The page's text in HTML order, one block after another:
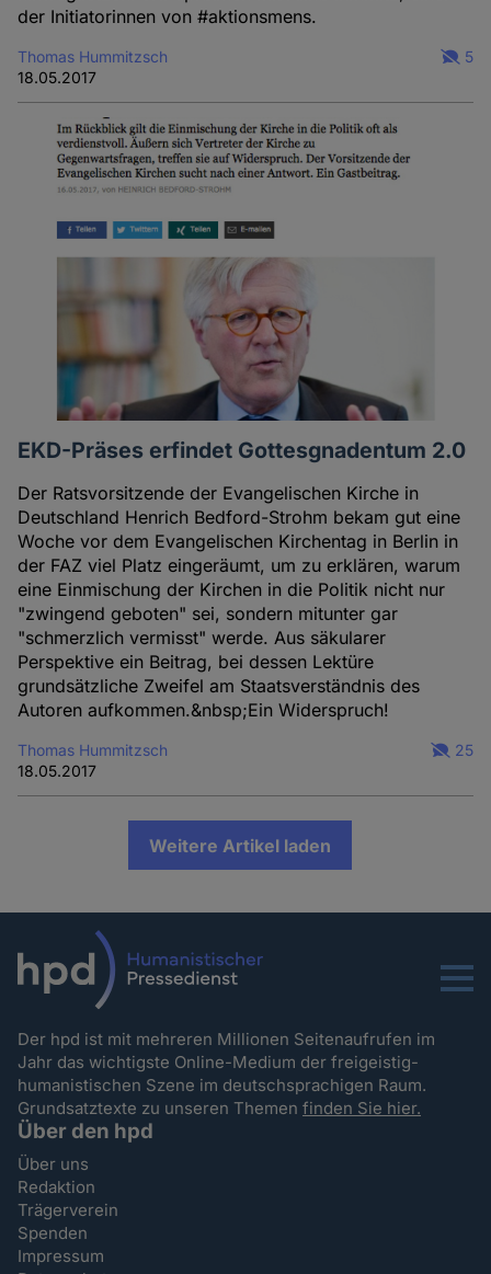
der Initiatorinnen von #aktionsmens.
Thomas Hummitzsch
18.05.2017
5
EKD-Präses erfindet Gottesgnadentum 2.0
Der Ratsvorsitzende der Evangelischen Kirche in
Deutschland Henrich Bedford-Strohm bekam gut eine
Woche vor dem Evangelischen Kirchentag in Berlin in
der FAZ viel Platz eingeräumt, um zu erklären, warum
eine Einmischung der Kirchen in die Politik nicht nur
"zwingend geboten" sei, sondern mitunter gar
"schmerzlich vermisst" werde. Aus säkularer
Perspektive ein Beitrag, bei dessen Lektüre
grundsätzliche Zweifel am Staatsverständnis des
Autoren aufkommen.&nbsp;Ein Widerspruch!
Thomas Hummitzsch
18.05.2017
25
Weitere Artikel laden
Menu
Der hpd ist mit mehreren Millionen Seitenaufrufen im
Jahr das wichtigste Online-Medium der freigeistig-
humanistischen Szene im deutschsprachigen Raum.
Grundsatztexte zu unseren Themenfinden Sie hier.
Über den hpd
Über uns
Redaktion
Trägerverein
Spenden
Impressum